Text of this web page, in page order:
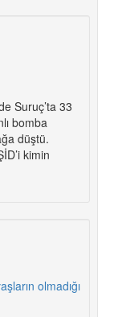
Suruç’ta 33
bomba
düştü.
kimin
olmadığı